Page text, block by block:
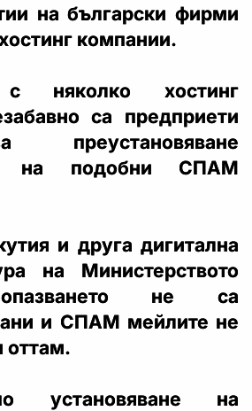
на български фирми
компании.
с няколко хостинг
са предприети
на подобни СПАМ
и друга дигитална
на Министерството
не са
и СПАМ мейлите не
оттам.
установяване на